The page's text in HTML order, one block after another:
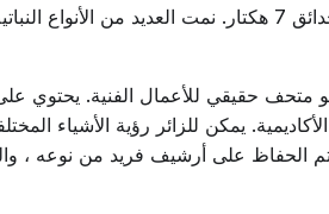
وتبلغ المساحة الإجمالية للحدائق 7 هكتار. نمت
حقيقي للأعمال الفنية. يحتوي
يمكن للزائر رؤية الأشياء